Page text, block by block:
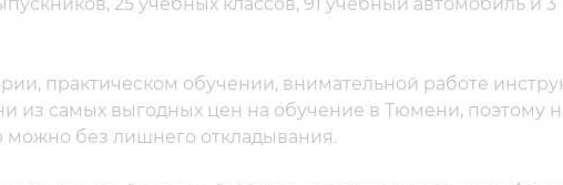
практическом обучении, внимательной работе
из самых выгодных цен на обучение в Тюмени, поэтому
можно без лишнего откладывания.